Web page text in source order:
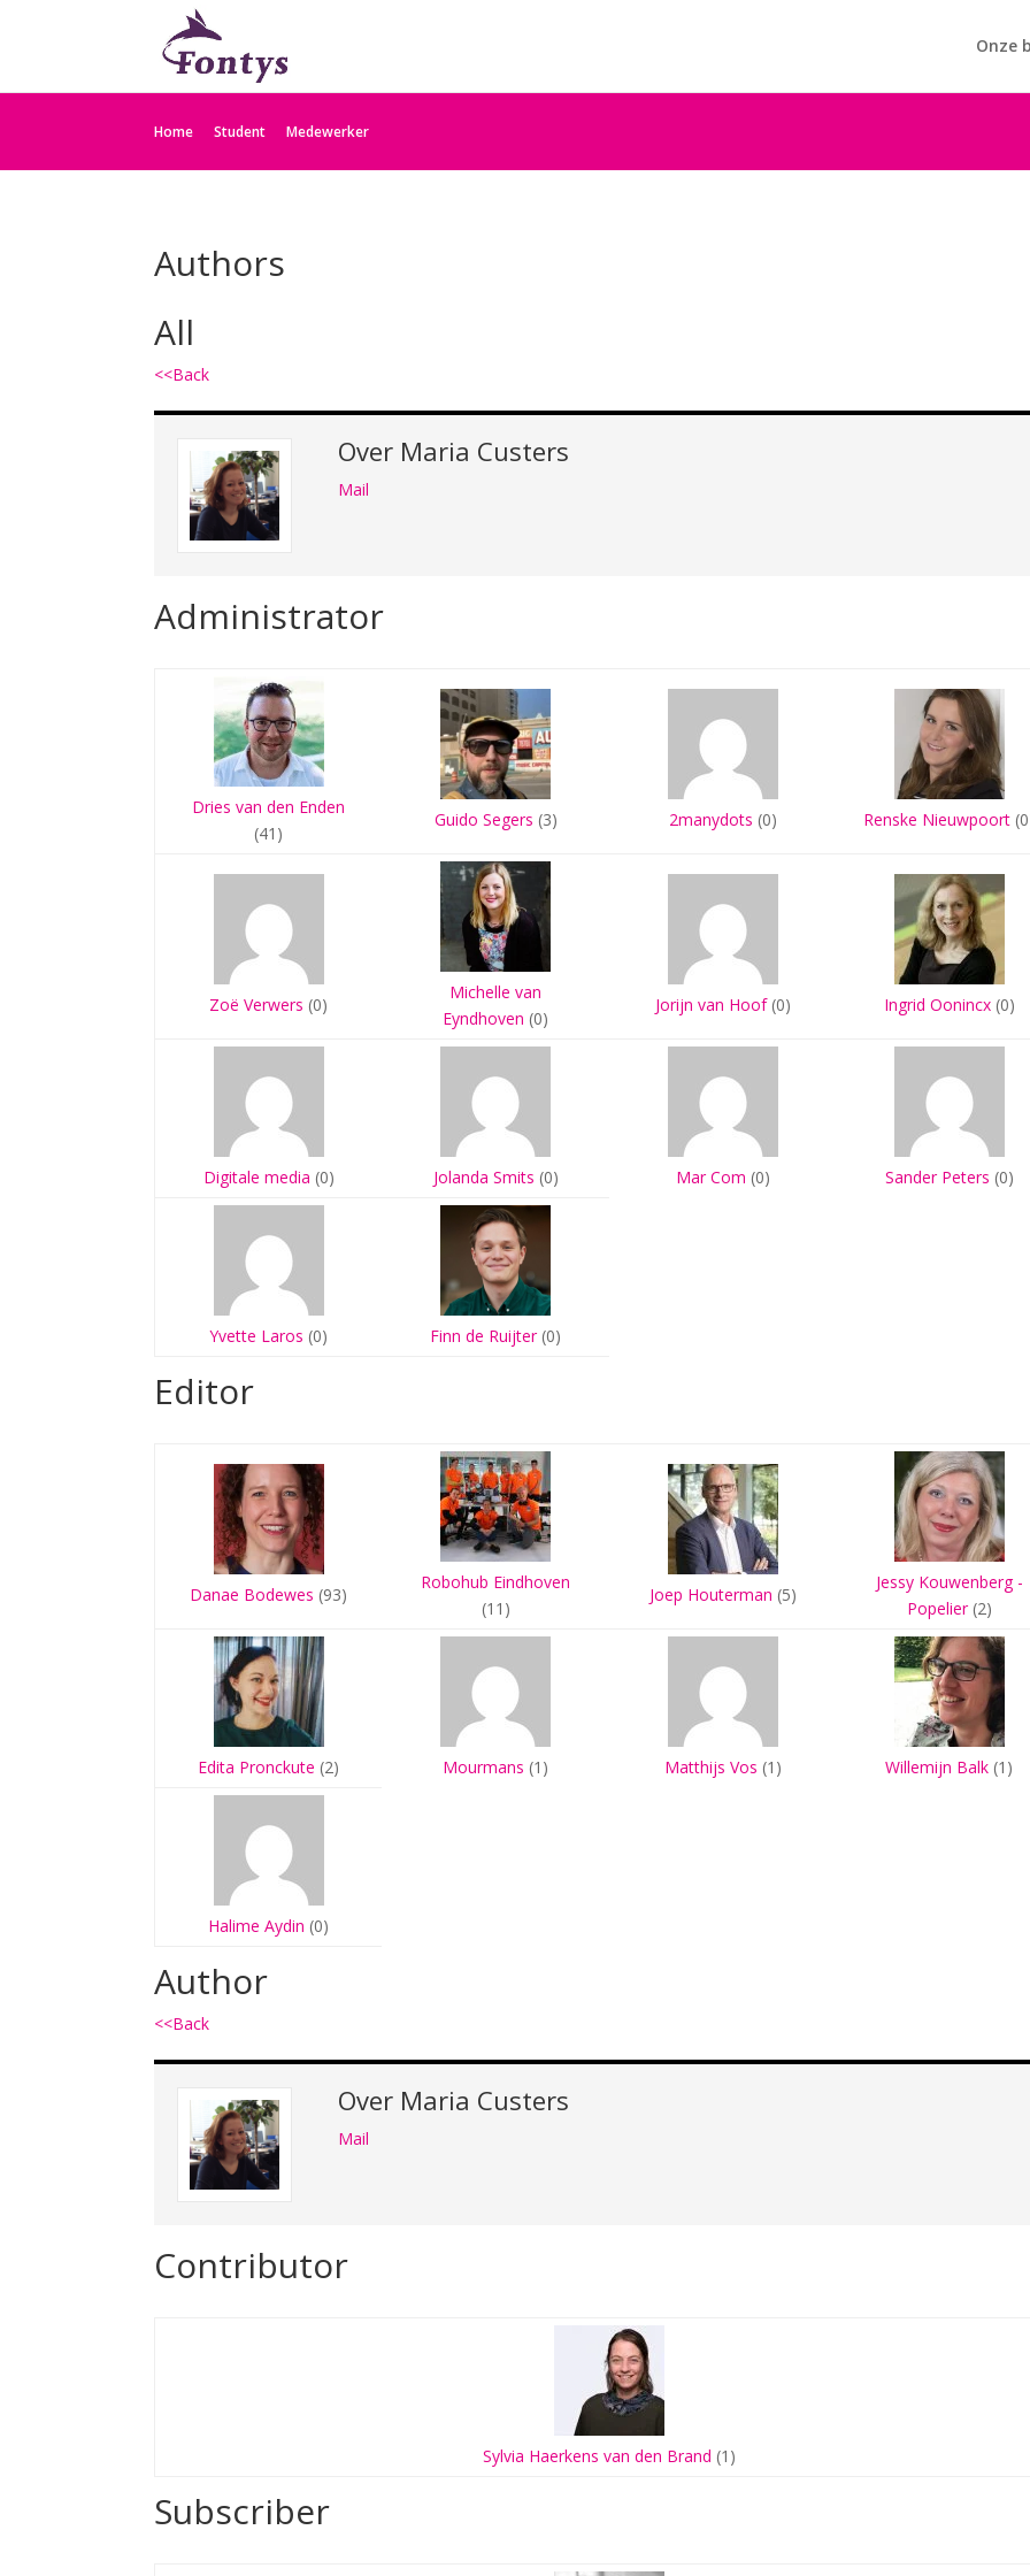
Home Student Medewerker
Onze
Authors
All
<<Back
Over Maria Custers
Mail
Administrator
Dries van den Enden
(41)
Guido Segers (3) 2manydots (0) Renske Nieuwpoort
Zoë Verwers (0)
Michelle van
Eyndhoven (0)
Jorijn van Hoof(0) Ingrid Oonincx(0)
Digitale media (0) Jolanda Smits (0) Mar Com (0) Sander Peters (0)
Yvette Laros (0) Finn de Ruijter(0)
Editor
Danae Bodewes (93)
Robohub Eindhoven
(11)
Joep Houterman (5)
Jessy Kouwenberg -
Popelier(2)
Edita Pronckute (2) Mourmans (1) Matthijs Vos (1) Willemijn Balk (1)
Halime Aydin (0)
Author
<<Back
Over Maria Custers
Mail
Contributor
Sylvia Haerkens van den Brand (1)
Subscriber